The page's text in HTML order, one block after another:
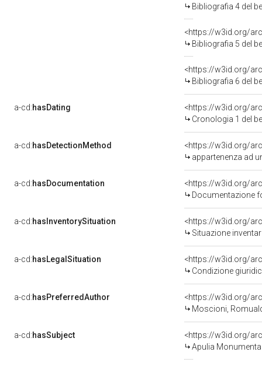
Bibliografia 4 del
<https://w3id.org/
Bibliografia 5 del
<https://w3id.org/
Bibliografia 6 del
a-cd:hasDating
<https://w3id.org/
Cronologia 1 del
a-cd:hasDetectionMethod
appartenenza ad
a-cd:hasDocumentation
Documentazione
a-cd:hasInventorySituation
<https://w3id.org/
Situazione
a-cd:hasLegalSituation
<https://w3id.org/
Condizione
a-cd:hasPreferredAuthor
<https://w3id.org/
Moscioni,
a-cd:hasSubject
<https://w3id.org/
Apulia